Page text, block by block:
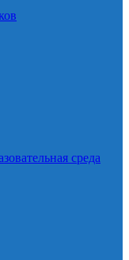
среда